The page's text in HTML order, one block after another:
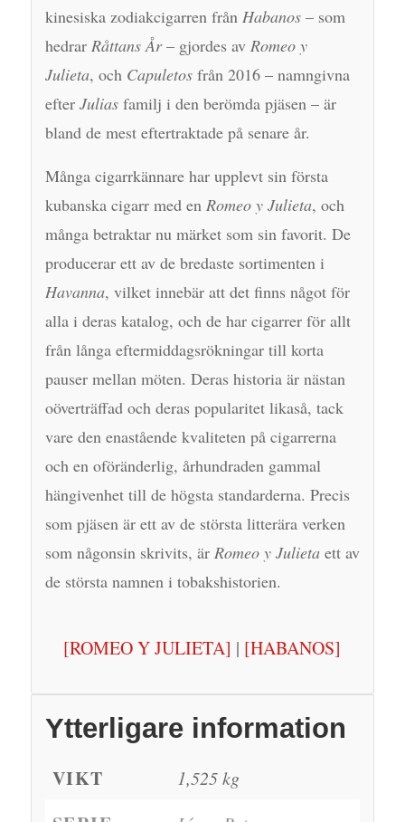
kinesiska zodiakcigarren från Habanos– som
hedrar Råttans År– gjordes av Romeo y
Julieta, och Capuletosfrån 2016 – namngivna
efter Juliasfamilj i den berömda pjäsen – är
bland de mest eftertraktade på senare år.
Många cigarrkännare har upplevt sin första
kubanska cigarr med en Romeo y Julieta, och
många betraktar nu märket som sin favorit. De
producerar ett av de bredaste sortimenten i
Havanna, vilket innebär att det finns något för
alla i deras katalog, och de har cigarrer för allt
från långa eftermiddagsrökningar till korta
pauser mellan möten. Deras historia är nästan
oöverträffad och deras popularitet likaså, tack
vare den enastående kvaliteten på cigarrerna
och en oföränderlig, århundraden gammal
hängivenhet till de högsta standarderna. Precis
som pjäsen är ett av de största litterära verken
som någonsin skrivits, är Romeo y Julietaett av
de största namnen i tobakshistorien.
[ROMEO Y JULIETA] | [HABANOS]
Ytterligare information
VIKT 1,525 kg